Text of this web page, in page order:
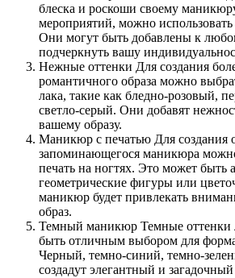
блеска и роскоши своему
мероприятий, можно использовать
Они могут быть добавлены к
подчеркнуть вашу
Нежные оттенки Для создания
романтичного образа можно
лака, такие как бледно-розовый,
светло-серый. Они добавят
вашему образу.
Маникюр с печатью Для создания
запоминающегося маникюра
печать на ногтях. Это может быть
геометрические фигуры или
маникюр будет привлекать
образ.
Темный маникюр Темные оттенки
быть отличным выбором для
Черный, темно-синий, темно-
создадут элегантный и загадочный